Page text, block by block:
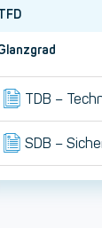
TDB –
SDB –